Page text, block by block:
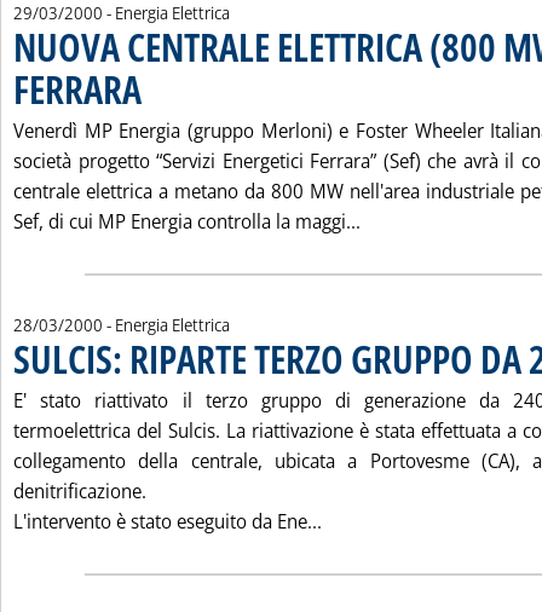
29/03/2000 - Energia Elettrica
NUOVA CENTRALE ELETTRICA (800
FERRARA
Venerdì MP Energia (gruppo Merloni) e Foster Wheeler
società progetto “Servizi Energetici Ferrara” (Sef) che avrà il
centrale elettrica a metano da 800 MW nell'area industriale
Sef, di cui MP Energia controlla la maggi...
28/03/2000 - Energia Elettrica
SULCIS: RIPARTE TERZO GRUPPO
E' stato riattivato il terzo gruppo di generazione da
termoelettrica del Sulcis. La riattivazione è stata effettuata a
collegamento della centrale, ubicata a Portovesme
denitrificazione.
L'intervento è stato eseguito da Ene...